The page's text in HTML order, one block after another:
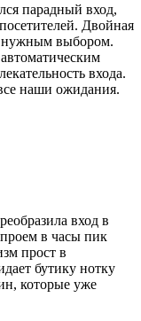
парадный вход,
Двойная
нужным выбором.
входа.
наши ожидания.
вход в
в часы пик
прост в
бутику нотку
которые уже